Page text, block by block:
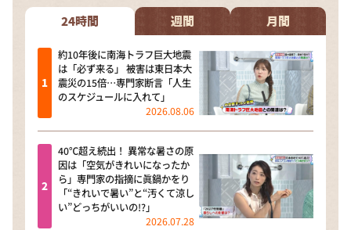
24時間 週間 月間
約10年後に南海トラフ巨大地震
は「必ず来る」 被害は東日本大
震災の15倍…専門家断言「人生
のスケジュールに入れて」
2026.08.06
40℃超え続出！ 異常な暑さの原
因は「空気がきれいになったか
ら」専門家の指摘に眞鍋かをり
「“きれいで暑い”と“汚くて涼し
い”どっちがいいの!?」
2026.07.28